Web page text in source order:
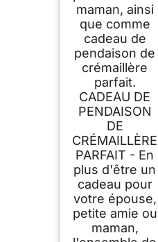
maman, ainsi
que comme
cadeau de
pendaison de
crémaillère
parfait.
CADEAU DE
PENDAISON
DE
CRÉMAILLÈRE
PARFAIT - En
plus d'être un
cadeau pour
votre épouse,
petite amie ou
maman,